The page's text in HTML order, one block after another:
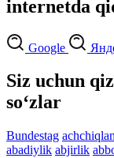
internetda
Google
Siz uchun
so‘zlar
Bundestag achchiqlan
abadiylik abjirlik